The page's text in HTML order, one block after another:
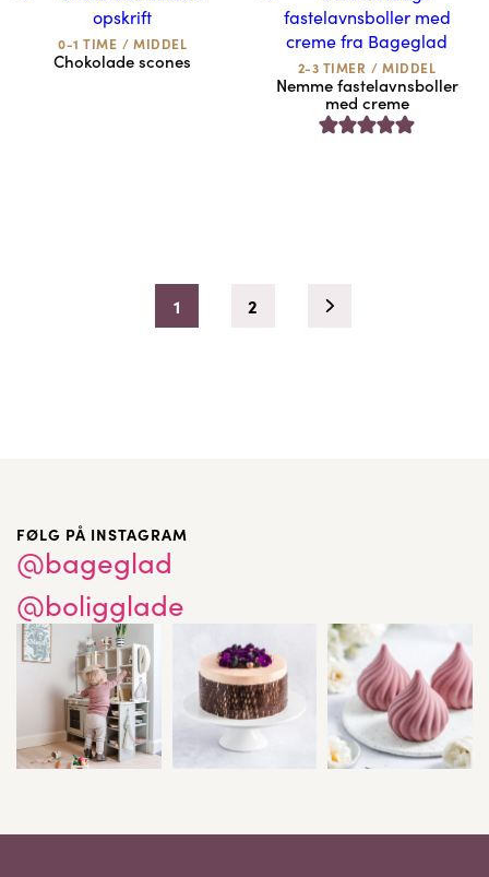
0-1 TIME / MIDDEL
Chokolade scones 2-3 TIMER /MIDDEL
Nemme fastelavnsboller
med creme
1 2
FØLG PÅ INSTAGRAM
@bageglad
@boligglade